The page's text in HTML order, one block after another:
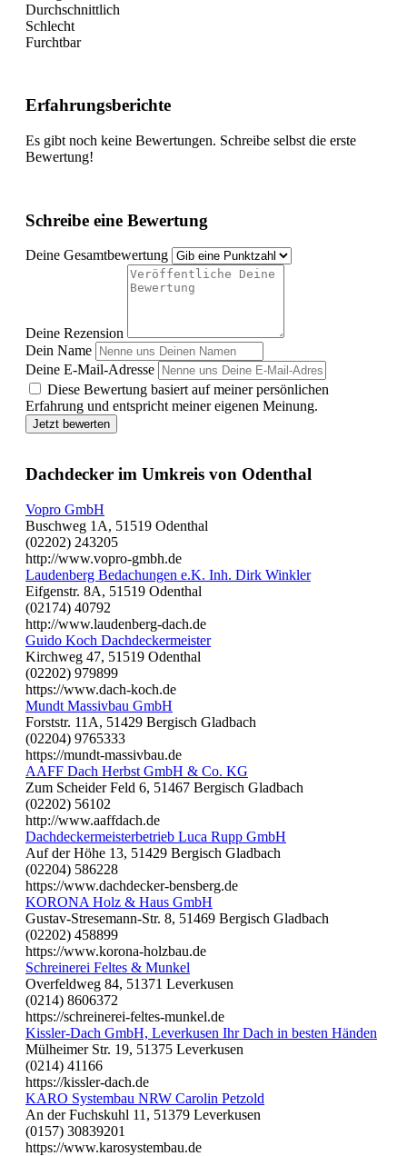
Durchschnittlich
Schlecht
Furchtbar
Erfahrungsberichte
Es gibt noch keine Bewertungen. Schreibe selbst die erste
Bewertung!
Schreibe eine Bewertung
Deine Gesamtbewertung
Deine Rezension
Dein Name
Deine E-Mail-Adresse
Diese Bewertung basiert auf meiner persönlichen
Erfahrung und entspricht meiner eigenen Meinung.
Jetzt bewerten
Dachdecker im Umkreis von Odenthal
Vopro GmbH
Buschweg 1A, 51519 Odenthal
(02202) 243205
http://www.vopro-gmbh.de
Laudenberg Bedachungen e.K. Inh. Dirk Winkler
Eifgenstr. 8A, 51519 Odenthal
(02174) 40792
http://www.laudenberg-dach.de
Guido Koch Dachdeckermeister
Kirchweg 47, 51519 Odenthal
(02202) 979899
https://www.dach-koch.de
Mundt Massivbau GmbH
Forststr. 11A, 51429 Bergisch Gladbach
(02204) 9765333
https://mundt-massivbau.de
AAFF Dach Herbst GmbH & Co. KG
Zum Scheider Feld 6, 51467 Bergisch Gladbach
(02202) 56102
http://www.aaffdach.de
Dachdeckermeisterbetrieb Luca Rupp GmbH
Auf der Höhe 13, 51429 Bergisch Gladbach
(02204) 586228
https://www.dachdecker-bensberg.de
KORONA Holz & Haus GmbH
Gustav-Stresemann-Str. 8, 51469 Bergisch Gladbach
(02202) 458899
https://www.korona-holzbau.de
Schreinerei Feltes & Munkel
Overfeldweg 84, 51371 Leverkusen
(0214) 8606372
https://schreinerei-feltes-munkel.de
Kissler-Dach GmbH, Leverkusen Ihr Dach in besten Händen
Mülheimer Str. 19, 51375 Leverkusen
(0214) 41166
https://kissler-dach.de
KARO Systembau NRW Carolin Petzold
An der Fuchskuhl 11, 51379 Leverkusen
(0157) 30839201
https://www.karosystembau.de